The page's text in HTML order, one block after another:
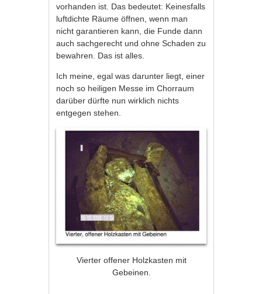
vorhanden ist. Das bedeutet: Keinesfalls
luftdichte Räume öffnen, wenn man
nicht garantieren kann, die Funde dann
auch sachgerecht und ohne Schaden zu
bewahren. Das ist alles.
Ich meine, egal was darunter liegt, einer
noch so heiligen Messe im Chorraum
darüber dürfte nun wirklich nichts
entgegen stehen.
Vierter offener Holzkasten mit
Gebeinen.